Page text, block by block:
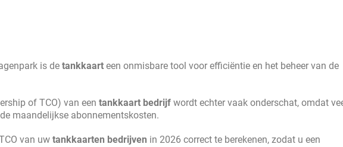
is de tankkaart een onmisbare tool voor efficiëntie en het beheer van de
of TCO) van een tankkaart bedrijf wordt echter vaak onderschat, omdat
maandelijkse abonnementskosten.
van uw tankkaarten bedrijven in 2026 correct te berekenen, zodat u een